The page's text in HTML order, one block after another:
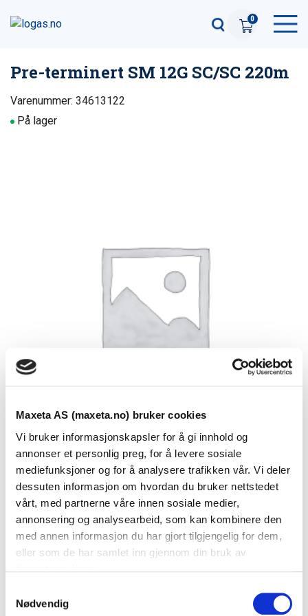
Maxeta AS (maxeta.no) bruker cookies
Vi bruker informasjonskapsler for å gi innhold og
annonser et personlig preg, for å levere sosiale
mediefunksjoner og for å analysere trafikken vår. Vi deler
dessuten informasjon om hvordan du bruker nettstedet
vårt, med partnerne våre innen sosiale medier,
annonsering og analysearbeid, som kan kombinere den
med annen informasjon du har gjort tilgjengelig for dem,
eller som de har samlet inn gjennom din bruk av
Nødvendig
0
Se dokumenter
Dokumenter
Pre-terminert SM 12G SC/SC 220m
Varenummer: 34613122
På lager